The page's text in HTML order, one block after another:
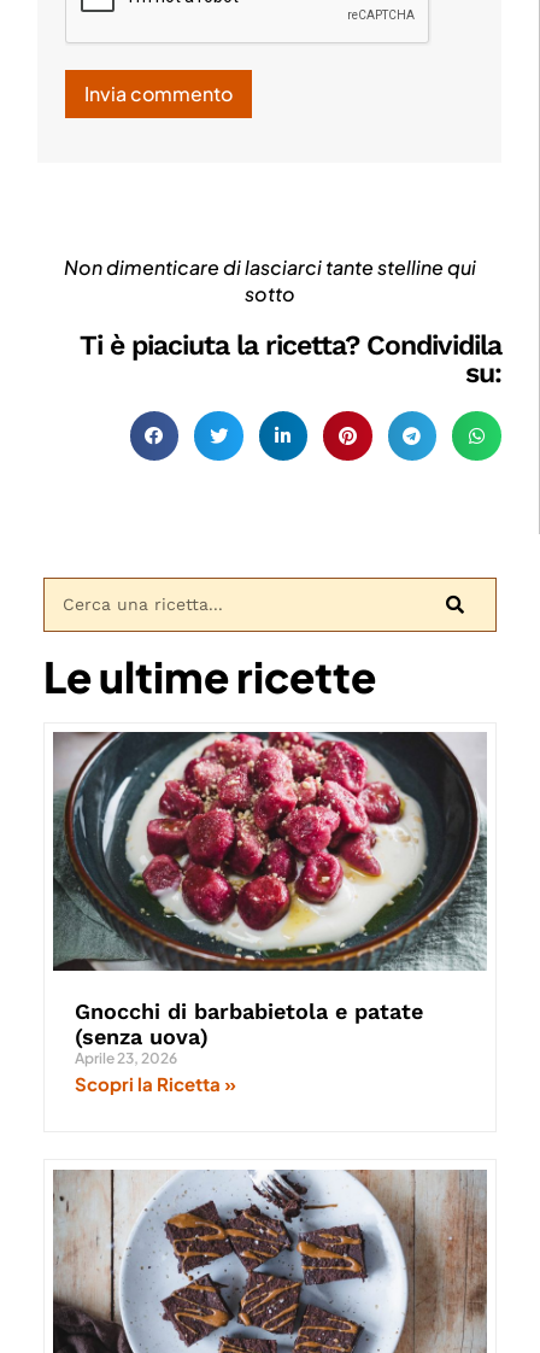
Non dimenticare di lasciarci tante stelline qui
sotto
Ti è piaciuta la ricetta? Condividila
su:
Le ultime ricette
Gnocchi di barbabietola e patate
(senza uova)
Aprile 23, 2026
Scopri la Ricetta »